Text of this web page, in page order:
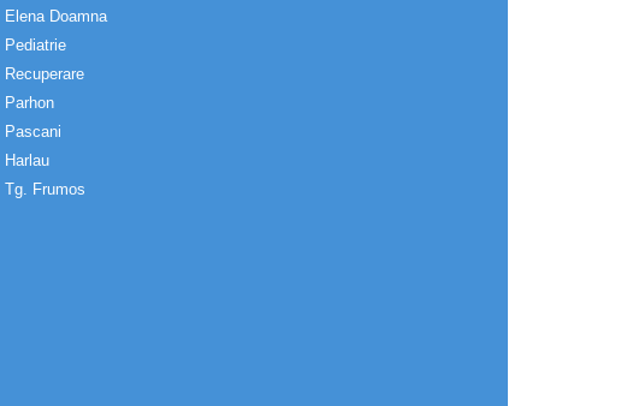
Elena Doamna
Pediatrie
Recuperare
Parhon
Pascani
Harlau
Tg. Frumos